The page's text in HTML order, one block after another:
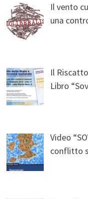
Il vento
una
Il
Libro
Video
conflitto